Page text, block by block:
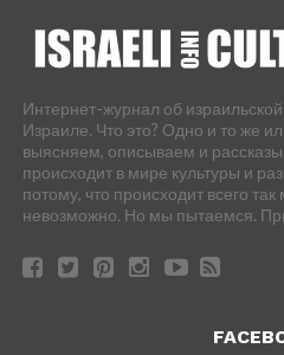
Интернет-журнал об израильской
Израиле. Что это? Одно и то же
выясняем, описываем и
происходит в мире культуры и
потому, что происходит всего
невозможно. Но мы пытаемся.